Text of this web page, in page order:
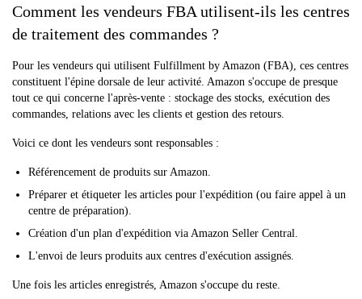
Comment les vendeurs FBA utilisent-ils les centres
de traitement des commandes ?
Pour les vendeurs qui utilisent Fulfillment by Amazon (FBA), ces centres
constituent l'épine dorsale de leur activité. Amazon s'occupe de presque
tout ce qui concerne l'après-vente : stockage des stocks, exécution des
commandes, relations avec les clients et gestion des retours.
Voici ce dont les vendeurs sont responsables :
Référencement de produits sur Amazon.
Préparer et étiqueter les articles pour l'expédition (ou faire appel à un
centre de préparation).
Création d'un plan d'expédition via Amazon Seller Central.
L'envoi de leurs produits aux centres d'exécution assignés.
Une fois les articles enregistrés, Amazon s'occupe du reste.